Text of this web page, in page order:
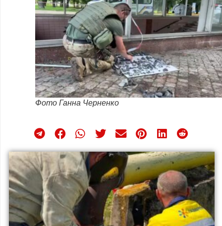
Фото Ганна Черненко